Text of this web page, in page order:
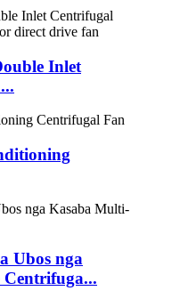
Inlet
Ubos nga